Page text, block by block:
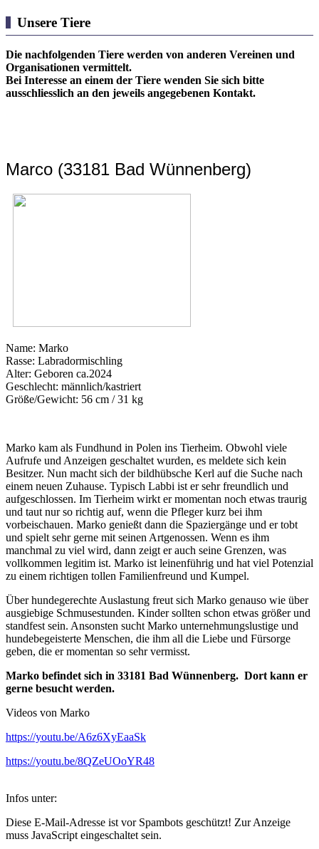
Unsere Tiere
Die nachfolgenden Tiere werden von anderen Vereinen und
Organisationen vermittelt.
Bei Interesse an einem der Tiere wenden Sie sich bitte
ausschliesslich an den jeweils angegebenen Kontakt.
Marco (33181 Bad Wünnenberg)
Name: Marko
Rasse: Labradormischling
Alter: Geboren ca.2024
Geschlecht: männlich/kastriert
Größe/Gewicht: 56 cm / 31 kg
Marko kam als Fundhund in Polen ins Tierheim. Obwohl viele
Aufrufe und Anzeigen geschaltet wurden, es meldete sich kein
Besitzer. Nun macht sich der bildhübsche Kerl auf die Suche nach
einem neuen Zuhause. Typisch Labbi ist er sehr freundlich und
aufgeschlossen. Im Tierheim wirkt er momentan noch etwas traurig
und taut nur so richtig auf, wenn die Pfleger kurz bei ihm
vorbeischauen. Marko genießt dann die Spaziergänge und er tobt
und spielt sehr gerne mit seinen Artgenossen. Wenn es ihm
manchmal zu viel wird, dann zeigt er auch seine Grenzen, was
vollkommen legitim ist. Marko ist leinenführig und hat viel Potenzial
zu einem richtigen tollen Familienfreund und Kumpel.
Über hundegerechte Auslastung freut sich Marko genauso wie über
ausgiebige Schmusestunden. Kinder sollten schon etwas größer und
standfest sein. Ansonsten sucht Marko unternehmungslustige und
hundebegeisterte Menschen, die ihm all die Liebe und Fürsorge
geben, die er momentan so sehr vermisst.
Marko befindet sich in 33181 Bad Wünnenberg. Dort kann er
gerne besucht werden.
Videos von Marko
https://youtu.be/A6z6XyEaaSk
https://youtu.be/8QZeUOoYR48
Infos unter:
Diese E-Mail-Adresse ist vor Spambots geschützt! Zur Anzeige
muss JavaScript eingeschaltet sein.